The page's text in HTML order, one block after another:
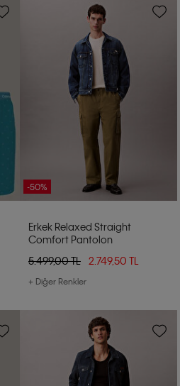
-50%
Erkek Relaxed Straight
Comfort Pantolon
5.499,00 TL
2.749,50 TL
+ Diğer Renkler